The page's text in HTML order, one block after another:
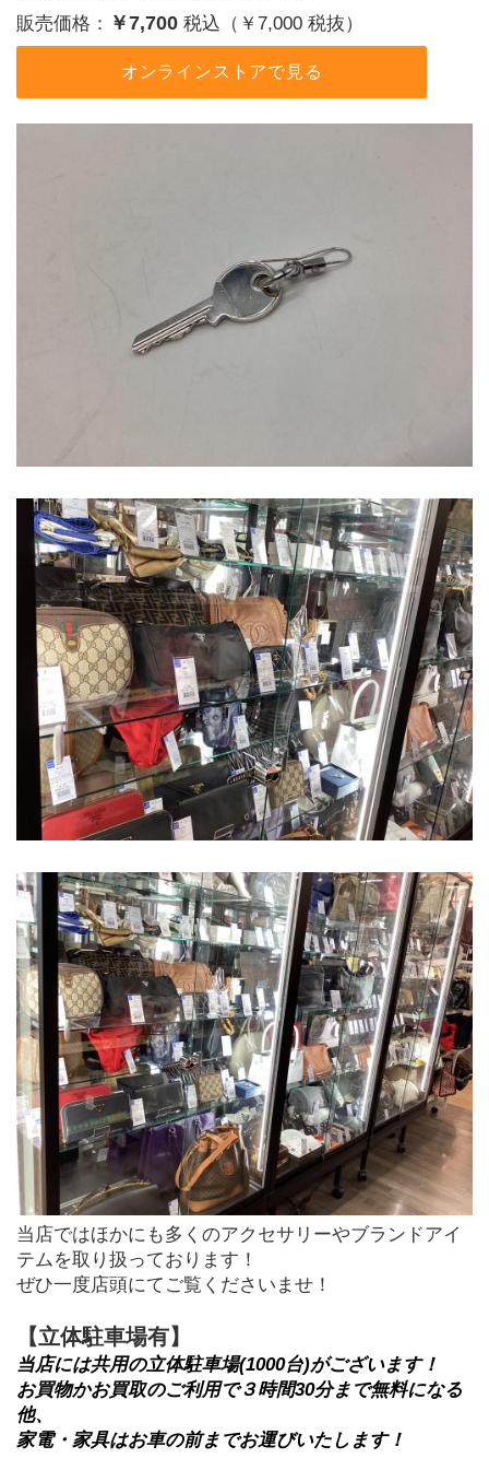
販売価格： ￥7,700 税込（￥7,000 税抜）
オンラインストアで見る
当店ではほかにも多くのアクセサリーやブランドアイ
テムを取り扱っております！
ぜひ一度店頭にてご覧くださいませ！
【立体駐車場有】
当店には共用の立体駐車場(1000台)がございます！
お買物かお買取のご利用で３時間30分まで無料になる
他、
家電・家具はお車の前までお運びいたします！